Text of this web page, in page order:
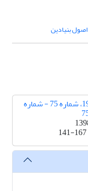
اصول بنیادین
دوره 19، شماره 75 - شماره
141-167